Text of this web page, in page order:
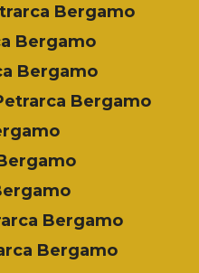
Bergamo
Bergamo
Bergamo
Bergamo
Bergamo
Bergamo